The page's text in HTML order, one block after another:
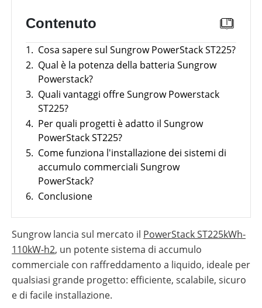
utili
Panoramica
Batterie
compatibili
inverter
fotovoltaici
Tabelle
comparative
fotovoltaico
Memodo
su
Calcolatore
autoconsumo
fotovoltaico
Altro
Incentivi
Study
Sistemi
monitoraggio
Sector
E-mobility
Panoramica
Generale
Wallbox
Colonnine
Strumenti
utili
Panoramica
Wallbox
ricarica
per
veicoli
News
Strumenti utili
Panoramica
tuo
lavoro
installatore
Strumenti
di
progettazione
Wallbox
Negozio online
Italia
Contenuto
1. Cosa sapere sul Sungrow PowerStack ST225?
2. Qual è la potenza della batteria Sungrow
Powerstack?
3. Quali vantaggi offre Sungrow Powerstack
ST225?
4. Per quali progetti è adatto il Sungrow
PowerStack ST225?
5. Come funziona l'installazione dei sistemi di
accumulo commerciali Sungrow
PowerStack?
6. Conclusione
Sungrow lancia sul mercato il PowerStack ST225kWh-
110kW-h2, un potente sistema di accumulo
commerciale con raffreddamento a liquido, ideale per
qualsiasi grande progetto: efficiente, scalabile, sicuro
e di facile installazione.